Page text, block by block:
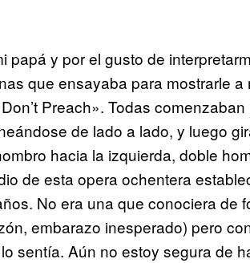
y por el gusto de
que ensayaba para mostrarle a
Preach». Todas
de lado a lado, y luego
hacia la izquierda, doble
de esta opera ochentera
No era una que conociera de
embarazo inesperado) pero
sentía. Aún no estoy segura de